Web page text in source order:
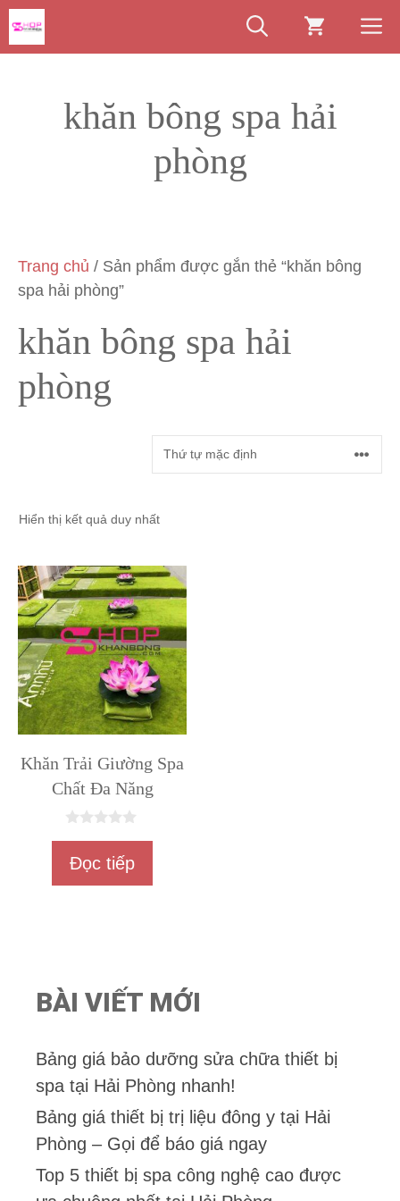
Chuyển
đến
nội
khăn bông spa hải
phòng
Trang chủ / Sản phẩm được gắn thẻ “khăn bông
spa hải phòng”
khăn bông spa hải
phòng
Hiển thị kết quả duy nhất
Khăn Trải Giường Spa
Chất Đa Năng
gĐọc tiếp
BÀI VIẾT MỚI
Bảng giá bảo dưỡng sửa chữa thiết bị
spa tại Hải Phòng nhanh!
Bảng giá thiết bị trị liệu đông y tại Hải
Phòng – Gọi để báo giá ngay
Top 5 thiết bị spa công nghệ cao được